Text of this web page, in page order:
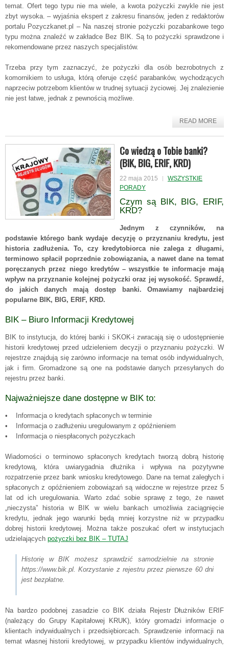
temat. Ofert tego typu nie ma wiele, a kwota pożyczki zwykle nie jest
zbyt wysoka. – wyjaśnia ekspert z zakresu finansów, jeden z redaktorów
portalu Pozyczkanet.pl – Na naszej stronie pożyczki pozabankowe tego
typu można znaleźć w zakładce Bez BIK. Są to pożyczki sprawdzone i
rekomendowane przez naszych specjalistów.
Trzeba przy tym zaznaczyć, że pożyczki dla osób bezrobotnych z
komornikiem to usługa, którą oferuje część parabanków, wychodzących
naprzeciw potrzebom klientów w trudnej sytuacji życiowej. Jej znalezienie
nie jest łatwe, jednak z pewnością możliwe.
READ MORE
Co wiedzą o Tobie banki?
(BIK, BIG, ERIF, KRD)
22 maja 2015
WSZYSTKIE
PORADY
Czym są BIK, BIG, ERIF,
KRD?
Jednym z czynników, na
podstawie którego bank wydaje decyzję o przyznaniu kredytu, jest
historia zadłużenia. To, czy kredytobiorca nie zalega z długami,
terminowo spłacił poprzednie zobowiązania, a nawet dane na temat
poręczanych przez niego kredytów – wszystkie te informacje mają
wpływ na przyznanie kolejnej pożyczki oraz jej wysokość. Sprawdź,
do jakich danych mają dostęp banki. Omawiamy najbardziej
popularne BIK, BIG, ERIF, KRD.
BIK – Biuro Informacji Kredytowej
BIK to instytucja, do której banki i SKOK-i zwracają się o udostępnienie
historii kredytowej przed udzieleniem decyzji o przyznaniu pożyczki. W
rejestrze znajdują się zarówno informacje na temat osób indywidualnych,
jak i firm. Gromadzone są one na podstawie danych przesyłanych do
rejestru przez banki.
Najważniejsze dane dostępne w BIK to:
• Informacja o kredytach spłaconych w terminie
• Informacja o zadłużeniu uregulowanym z opóźnieniem
• Informacja o niespłaconych pożyczkach
Wiadomości o terminowo spłaconych kredytach tworzą dobrą historię
kredytową, która uwiarygadnia dłużnika i wpływa na pozytywne
rozpatrzenie przez bank wniosku kredytowego. Dane na temat zaległych i
spłaconych z opóźnieniem zobowiązań są widoczne w rejestrze przez 5
lat od ich uregulowania. Warto zdać sobie sprawę z tego, że nawet
„nieczysta” historia w BIK w wielu bankach umożliwia zaciągnięcie
kredytu, jednak jego warunki będą mniej korzystne niż w przypadku
dobrej historii kredytowej. Można także poszukać ofert w instytucjach
udzielających pożyczki bez BIK – TUTAJ
Historię w BIK możesz sprawdzić samodzielnie na stronie
https://www.bik.pl. Korzystanie z rejestru przez pierwsze 60 dni
jest bezpłatne.
Na bardzo podobnej zasadzie co BIK działa Rejestr Dłużników ERIF
(należący do Grupy Kapitałowej KRUK), który gromadzi informacje o
klientach indywidualnych i przedsiębiorcach. Sprawdzenie informacji na
temat własnej historii kredytowej, w przypadku klientów indywidualnych,